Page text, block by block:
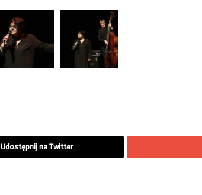
Udostępnij na Twitter